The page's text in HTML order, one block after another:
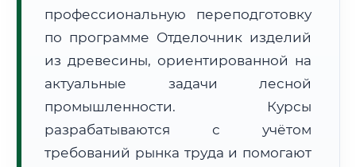
🗺️ Зона обслуживания: г. Балашиха
профессиональную переподготовку
по программе Отделочник изделий
из древесины, ориентированной на
актуальные задачи лесной
промышленности. Курсы
разрабатываются с учётом
требований рынка труда и помогают